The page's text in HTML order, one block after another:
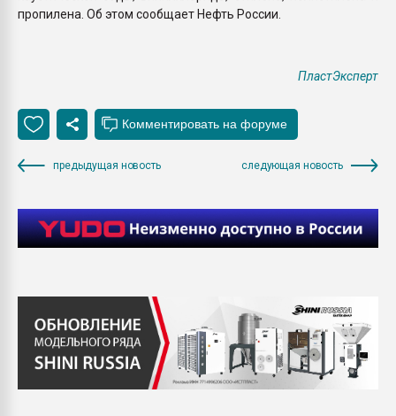
пропилена. Об этом сообщает Нефть России.
ПластЭксперт
предыдущая новость следующая новость